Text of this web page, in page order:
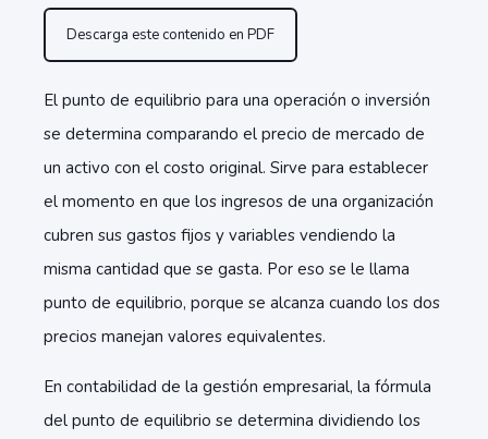
Descarga este contenido en PDF
El punto de equilibrio para una operación o inversión
se determina comparando el precio de mercado de
un activo con el costo original. Sirve para establecer
el momento en que los ingresos de una organización
cubren sus gastos fijos y variables vendiendo la
misma cantidad que se gasta. Por eso se le llama
punto de equilibrio, porque se alcanza cuando los dos
precios manejan valores equivalentes.
En contabilidad de la gestión empresarial, la fórmula
del punto de equilibrio se determina dividiendo los